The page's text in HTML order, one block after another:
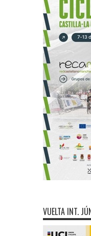
VUELTA INT.